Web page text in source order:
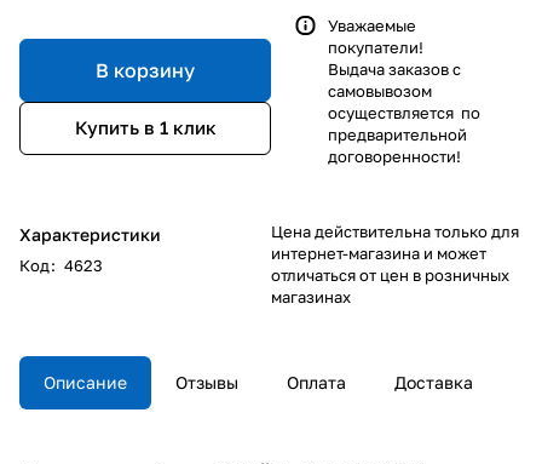
В корзину
Купить в 1 клик
Характеристики
Код: 4623
Уважаемые
покупатели!
Выдача заказов с
самовывозом
осуществляется по
предварительной
договоренности!
Цена действительна только для
интернет-магазина и может
отличаться от цен в розничных
магазинах
Описание Отзывы Оплата Доставка